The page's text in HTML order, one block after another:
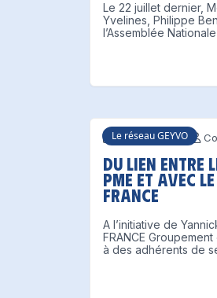
Le 22 juillet dernier,
Yvelines, Philippe
l’Assemblée
Le réseau GEYVO
19 juillet 2021
Du lien entre
PME et avec
France
A l’initiative de
FRANCE
à des adhérents de